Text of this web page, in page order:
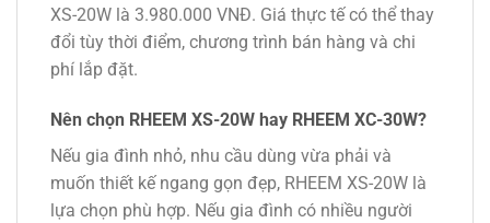
XS-20W là 3.980.000 VNĐ. Giá thực tế có thể thay
đổi tùy thời điểm, chương trình bán hàng và chi
phí lắp đặt.
Nên chọn RHEEM XS-20W hay RHEEM XC-30W?
Nếu gia đình nhỏ, nhu cầu dùng vừa phải và
muốn thiết kế ngang gọn đẹp, RHEEM XS-20W là
lựa chọn phù hợp. Nếu gia đình có nhiều người